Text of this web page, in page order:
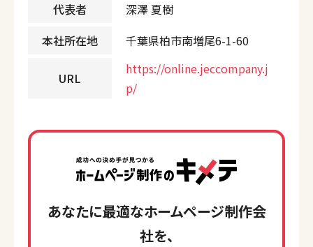
代表者
深澤 夏樹
本社所在地
千葉県柏市南増尾6-1-60
URL
https://online.jeccompany.j
p/
あなたに最適なホームページ制作会
社を、